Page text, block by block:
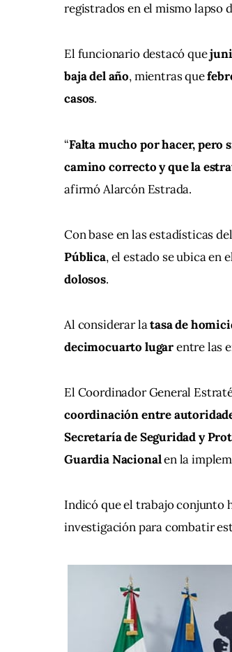
registrados en el mismo lapso
El funcionario destacó que
baja del año, mientras que
casos.
“Falta mucho por hacer, pero
camino correcto y que la
afirmó Alarcón Estrada.
Con base en las estadísticas
Pública, el estado se ubica en
dolosos.
Al considerar la tasa de
decimocuarto lugar entre las
El Coordinador General
coordinación entre
Secretaría de Seguridad y
Guardia Nacional en la
Indicó que el trabajo conjunto
investigación para combatir